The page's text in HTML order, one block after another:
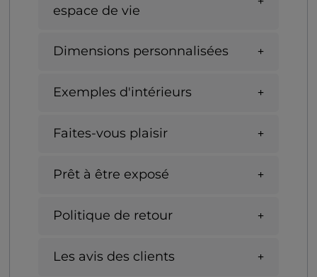
espace de vie
Dimensions personnalisées
Exemples d'intérieurs
Faites-vous plaisir
Prêt à être exposé
Politique de retour
Les avis des clients